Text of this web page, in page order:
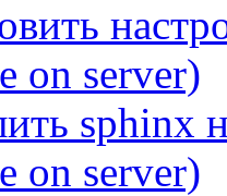
on server)
sphinx
on server)